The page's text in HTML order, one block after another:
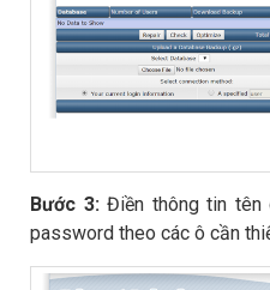
Bước 3: Điền thông tin tên
password theo các ô cần